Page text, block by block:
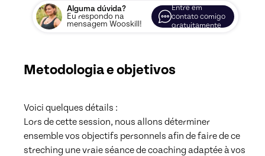
Alguma dúvida?
Eu respondo na
mensagem Wooskill!
Entre em
contato comigo
gratuitamente
Metodologia e objetivos
Voici quelques détails :
Lors de cette session, nous allons déterminer
ensemble vos objectifs personnels afin de faire de ce
streching une vraie séance de coaching adaptée à vos